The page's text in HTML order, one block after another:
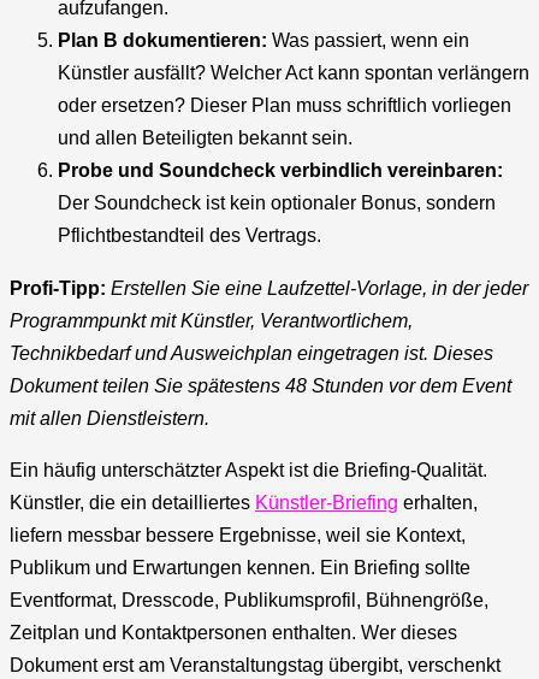
aufzufangen.
Plan B dokumentieren: Was passiert, wenn ein
Künstler ausfällt? Welcher Act kann spontan verlängern
oder ersetzen? Dieser Plan muss schriftlich vorliegen
und allen Beteiligten bekannt sein.
Probe und Soundcheck verbindlich vereinbaren:
Der Soundcheck ist kein optionaler Bonus, sondern
Pflichtbestandteil des Vertrags.
Profi-Tipp: Erstellen Sie eine Laufzettel-Vorlage, in der jeder
Programmpunkt mit Künstler, Verantwortlichem,
Technikbedarf und Ausweichplan eingetragen ist. Dieses
Dokument teilen Sie spätestens 48 Stunden vor dem Event
mit allen Dienstleistern.
Ein häufig unterschätzter Aspekt ist die Briefing-Qualität.
Künstler, die ein detailliertes Künstler-Briefing erhalten,
liefern messbar bessere Ergebnisse, weil sie Kontext,
Publikum und Erwartungen kennen. Ein Briefing sollte
Eventformat, Dresscode, Publikumsprofil, Bühnengröße,
Zeitplan und Kontaktpersonen enthalten. Wer dieses
Dokument erst am Veranstaltungstag übergibt, verschenkt